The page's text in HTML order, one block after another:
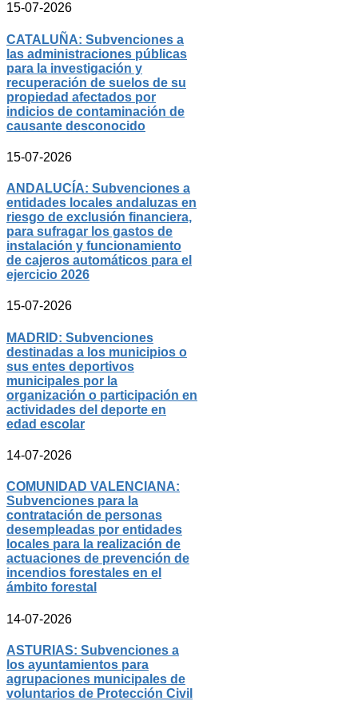
15-07-2026
CATALUÑA: Subvenciones a
las administraciones públicas
para la investigación y
recuperación de suelos de su
propiedad afectados por
indicios de contaminación de
causante desconocido
15-07-2026
ANDALUCÍA: Subvenciones a
entidades locales andaluzas en
riesgo de exclusión financiera,
para sufragar los gastos de
instalación y funcionamiento
de cajeros automáticos para el
ejercicio 2026
15-07-2026
MADRID: Subvenciones
destinadas a los municipios o
sus entes deportivos
municipales por la
organización o participación en
actividades del deporte en
edad escolar
14-07-2026
COMUNIDAD VALENCIANA:
Subvenciones para la
contratación de personas
desempleadas por entidades
locales para la realización de
actuaciones de prevención de
incendios forestales en el
ámbito forestal
14-07-2026
ASTURIAS: Subvenciones a
los ayuntamientos para
agrupaciones municipales de
voluntarios de Protección Civil